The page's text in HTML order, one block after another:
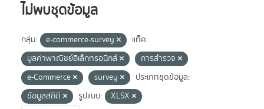
ไม่พบชุดข้อมูล
กลุ่ม: e-commerce-survey
แท็ค:
มูลค่าพาณิชย์อิเล็กทรอนิกส์
การสำรวจ
e-Commerce
survey
ประเภทชุดข้อมูล:
ข้อมูลสถิติ
รูปแบบ:
XLSX